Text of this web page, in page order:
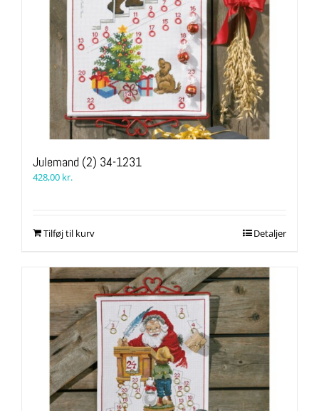
Julemand (2) 34-1231
428,00 kr.
Tilføj til kurv Detaljer